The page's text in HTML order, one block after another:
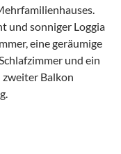
und sonniger Loggia
eine geräumige
und ein
zweiter Balkon